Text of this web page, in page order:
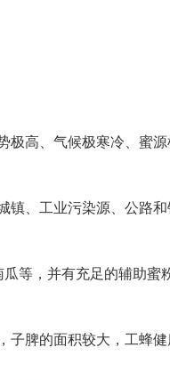
极高、气候极寒冷、蜜
镇、工业污染源、公路
等，并有充足的辅助蜜
子脾的面积较大，工蜂